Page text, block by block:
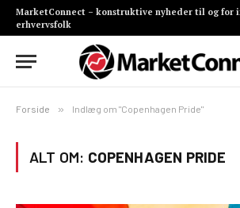
MarketConnect – konstruktive nyheder til og for
erhvervsfolk
Forside » Indlæg om "Copenhagen Pride"
ALT OM: COPENHAGEN PRIDE